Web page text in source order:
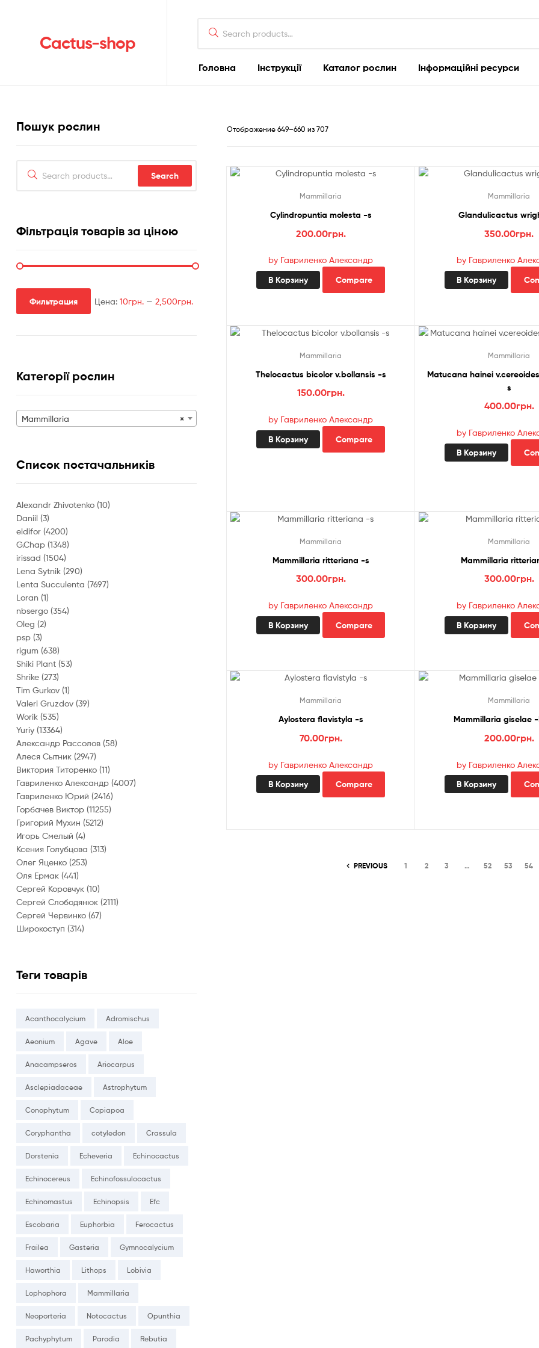
Cactus-shop
for:
Головна Інструкції Каталог рослин Інформаційні ресурси
Отображение 649–660 из 707Сортировка:
Mammillaria
Cylindropuntia molesta -s
200.00грн.
by Гавриленко Александр
В Корзину Compare
Mammillaria
Glandulicactus
350.00грн.
by Гавриленко
В Корзину
Mammillaria
Thelocactus bicolor v.bollansis -s
150.00грн.
by Гавриленко Александр
В Корзину Compare
Mammillaria
Matucana hainei
s
400.00грн.
by Гавриленко
В Корзину
Mammillaria
Mammillaria ritteriana -s
300.00грн.
by Гавриленко Александр
В Корзину Compare
Mammillaria
Mammillaria
300.00грн.
by Гавриленко
В Корзину
Mammillaria
Aylostera flavistyla -s
70.00грн.
by Гавриленко Александр
В Корзину Compare
Mammillaria
Mammillaria giselae
200.00грн.
by Гавриленко
В Корзину
PREVIOUS 1 2 3 … 52 53 54
Пошук рослин
for:
Search
Фільтрація товарів за ціною
Фильтрация Цена: 10грн.— 2,500грн.
Категорії рослин
×
Mammillaria
Список постачальників
Alexandr Zhivotenko (10)
Daniil (3)
eldifor (4200)
G.Chap (1348)
irissad (1504)
Lena Sytnik (290)
Lenta Succulenta (7697)
Loran (1)
nbsergo (354)
Oleg (2)
psp (3)
rigum (638)
Shiki Plant (53)
Shrike (273)
Tim Gurkov (1)
Valeri Gruzdov (39)
Worik (535)
Yuriy (13364)
Александр Рассолов (58)
Алеся Сытник (2947)
Виктория Титоренко (11)
Гавриленко Александр (4007)
Гавриленко Юрий (2416)
Горбачев Виктор (11255)
Григорий Мухин (5212)
Игорь Смелый (4)
Ксения Голубцова (313)
Олег Яценко (253)
Оля Ермак (441)
Сергей Коровчук (10)
Сергей Слободянюк (2111)
Сергей Червинко (67)
Широкоступ (314)
Теги товарів
Acanthocalycium Adromischus
Aeonium Agave Aloe
Anacampseros Ariocarpus
Asclepiadaceae Astrophytum
Conophytum Copiapoa
Coryphantha cotyledon Crassula
Dorstenia Echeveria Echinocactus
Echinocereus Echinofossulocactus
Echinomastus Echinopsis Efc
Escobaria Euphorbia Ferocactus
Frailea Gasteria Gymnocalycium
Haworthia Lithops Lobivia
Lophophora Mammillaria
Neoporteria Notocactus Opunthia
Pachyphytum Parodia Rebutia